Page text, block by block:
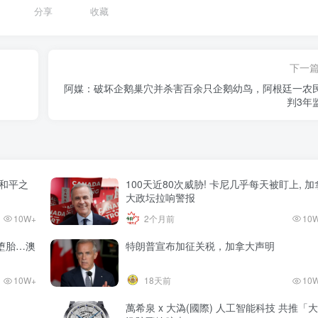
分享 收藏
下一篇
阿媒：破坏企鹅巢穴并杀害百余只企鹅幼鸟，阿根廷一农
判3年
平之
10W+
100天近80次威胁! 卡尼几乎每天被盯上, 加
大政坛拉响警报
2个月前
胎…澳
10W+
特朗普宣布加征关税，加拿大声明
18天前
萬希泉 x 大溈(國際) 人工智能科技 共推「大